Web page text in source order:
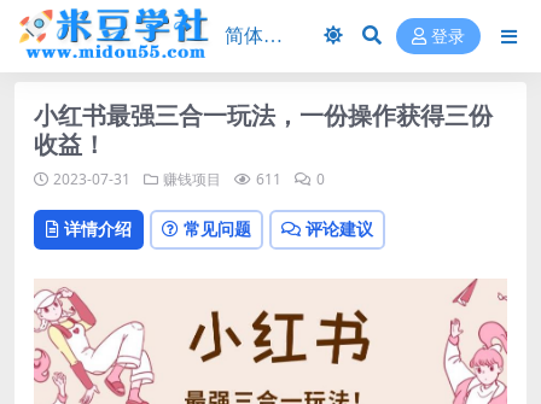
登录
小红书最强三合一玩法，一份操作获得三份
收益！
2023-07-31 赚钱项目 611 0
详情介绍 常见问题 评论建议